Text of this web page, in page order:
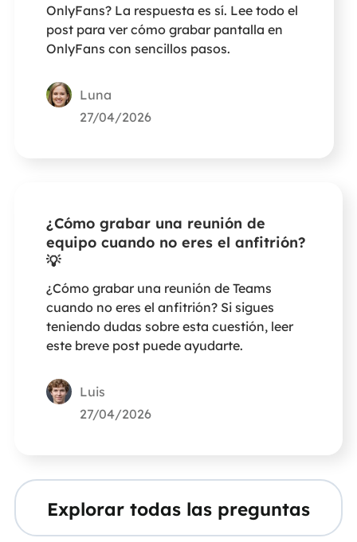
OnlyFans? La respuesta es sí. Lee todo el
post para ver cómo grabar pantalla en
OnlyFans con sencillos pasos.
Luna
27/04/2026
¿Cómo grabar una reunión de
equipo cuando no eres el anfitrión?
💡
¿Cómo grabar una reunión de Teams
cuando no eres el anfitrión? Si sigues
teniendo dudas sobre esta cuestión, leer
este breve post puede ayudarte.
Luis
27/04/2026
Explorar todas las preguntas